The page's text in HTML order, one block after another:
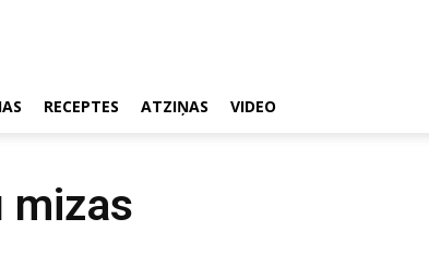
RECEPTES ATZIŅAS VIDEO
mizas